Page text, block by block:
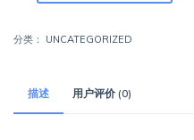
量
分类： UNCATEGORIZED
描述 用户评价 (0)